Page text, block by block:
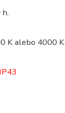
K alebo 4000 K
IP43